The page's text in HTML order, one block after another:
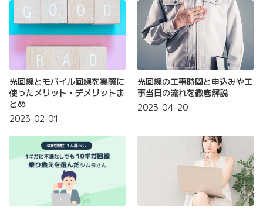
光回線とモバイル回線を実際に
使ったメリット・デメリットま
とめ
2023-02-01
光回線の工事時間と申込みや工
事当日の流れを徹底解説
2023-04-20